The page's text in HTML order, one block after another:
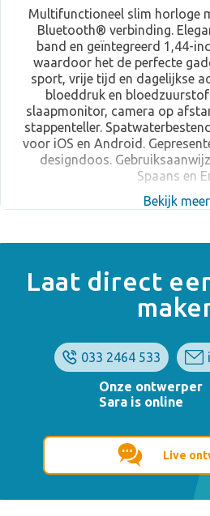
Multifunctioneel slim horloge
Bluetooth® verbinding.
band en geïntegreerd 1,44-
waardoor het de perfecte
sport, vrije tijd en dagelijkse
bloeddruk en
slaapmonitor, camera op
stappenteller.
voor iOS en Android.
designdoos.
Spaans en
Bekijk
Laat direct
033 2464 533
Onze ontwerper
Sara is online
Live